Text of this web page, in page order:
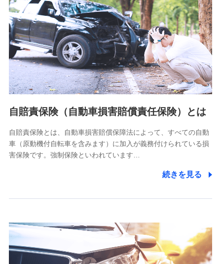
個人情報保護管理者の職名、連絡先
株式会社ドコモ・インシュアランス 営業部長
〒103-0013 東京都中央区日本橋人形町2-14-10 アーバン
ネット日本橋ビル 3F
株式会社ドコモ・インシュアランス
個人情報の第三者提供について
除き、第三者に提供いたしません。
業務の委託
当社は利用目的の達成に必要な範囲内において個人情報の取
【共同して利用される利用データの項目】
当社又は株式会社NTTドコモがサービス提供等を通じて取得
した、以下の情報などの個人データ
自賠責保険（自動車損害賠償責任保険）とは
自賠責保険とは、自動車損害賠償保障法によって、すべての自動
車（原動機付自転車を含みます）に加入が義務付けられている損
害保険です。強制保険といわれています…
続きを見る